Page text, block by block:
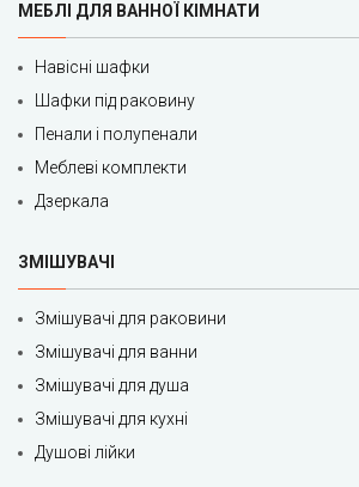
МЕБЛІ ДЛЯ ВАННОЇ КІМНАТИ
Навісні шафки
Шафки під раковину
Пенали і полупенали
Меблеві комплекти
Дзеркала
ЗМІШУВАЧІ
Змішувачі для раковини
Змішувачі для ванни
Змішувачі для душа
Змішувачі для кухні
Душові лійки